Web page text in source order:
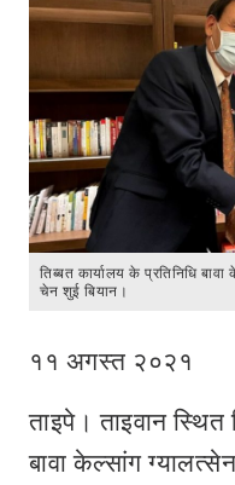
तिब्बत कार्यालय के प्रतिनिधि
चेन शुई बियान।
११ अगस्त २०२१
ताइपे। ताइवान स्थित
बावा केल्सांग